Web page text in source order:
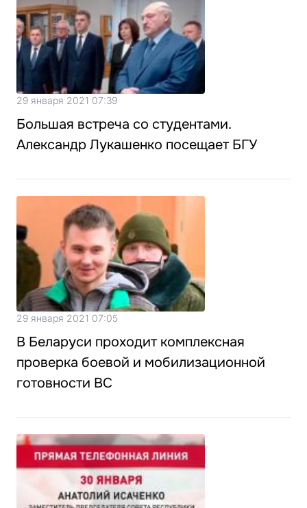
29 января 2021 07:39
Большая встреча со студентами.
Александр Лукашенко посещает БГУ
29 января 2021 07:05
В Беларуси проходит комплексная
проверка боевой и мобилизационной
готовности ВС